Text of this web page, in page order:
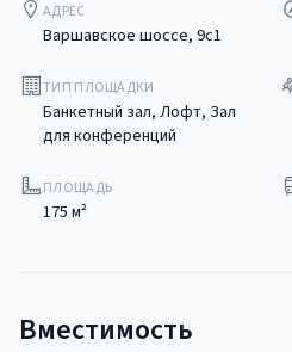
АДРЕС
Варшавское шоссе, 9с1
ТИП ПЛОЩАДКИ
Банкетный зал, Лофт, Зал
для конференций
ПЛОЩАДЬ
175 м²
Вместимость